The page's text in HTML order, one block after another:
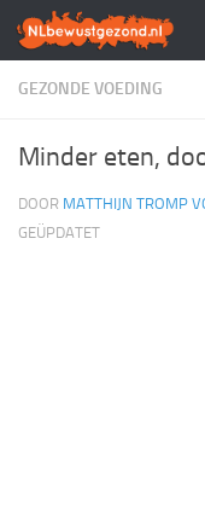
Doorgaan naar inhoud
GEZONDE VOEDING
Minder eten,
DOOR MATTHIJN TROMP
GEÜPDATET